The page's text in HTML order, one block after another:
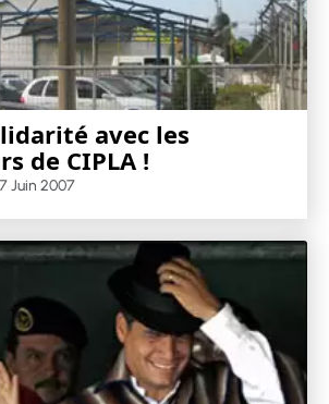
avec les
de CIPLA !
Juin 2007